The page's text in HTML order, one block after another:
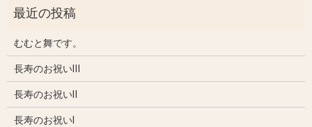
むむと舞です。
長寿のお祝いⅢ
長寿のお祝いⅡ
長寿のお祝いⅠ